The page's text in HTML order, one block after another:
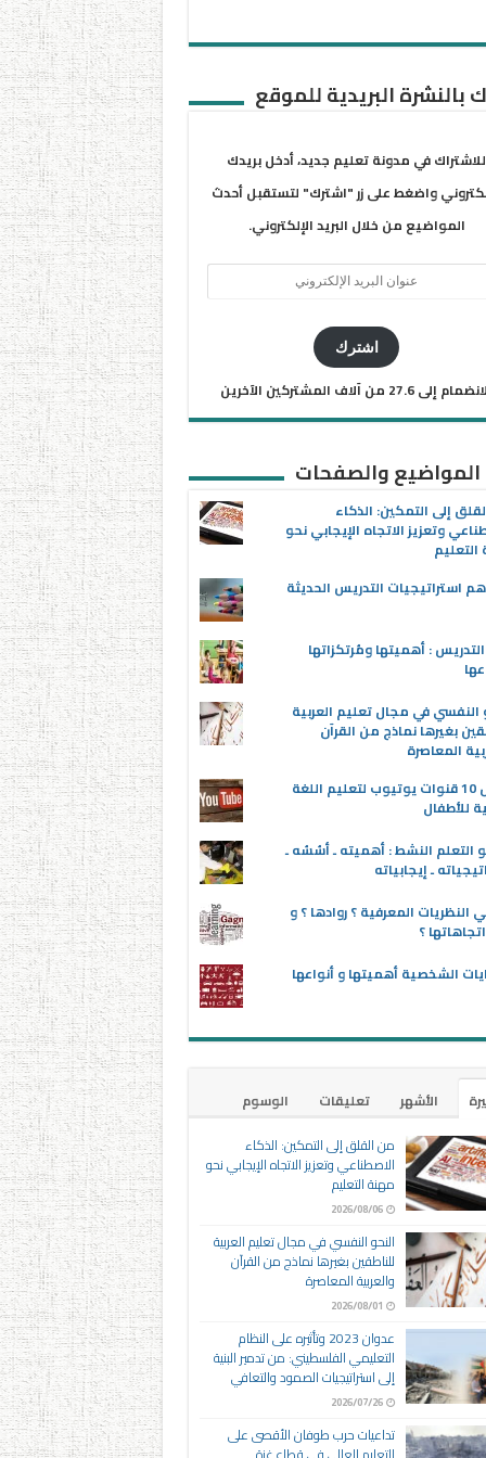
بالنشرة البريدية للموقع
للاشتراك في مدونة تعليم جديد، أدخل بريدك
واضغط على زر "اشترك" لتستقبل أحدث
المواضيع من خلال البريد الإلكتروني.
اشترك
إلى 27.6 من آلاف المشتركين الآخرين
المواضيع والصفحات
إلى التمكين: الذكاء
وتعزيز الاتجاه الإيجابي نحو
استراتيجيات التدريس الحديثة
: أهميتها ومُرتكزاتها
النفسي في مجال تعليم العربية
بغيرها نماذج من القرآن
المعاصرة
أفضل 10 قنوات يوتيوب لتعليم اللغة
للأطفال
التعلم النشط : أهميته ـ أسُسُه ـ
ـ إيجابياته
النظريات المعرفية ؟ روادها ؟ و
؟
الشخصية أهميتها و أنواعها
الأشهر تعليقات
الوسوم
من القلق إلى التمكين: الذكاء
الاصطناعي وتعزيز الاتجاه الإيجابي نحو
مهنة التعليم
2026/08/06
النحو النفسي في مجال تعليم العربية
للناطقين بغيرها نماذج من القرآن
والعربية المعاصرة
2026/08/01
عدوان 2023 وتأثيره على النظام
التعليمي الفلسطيني: من تدمير البنية
إلى استراتيجيات الصمود والتعافي
2026/07/26
تداعيات حرب طوفان الأقصى على